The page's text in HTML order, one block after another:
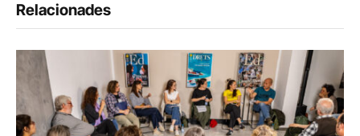
Relacionades